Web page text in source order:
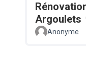
Argoulets
Anonyme